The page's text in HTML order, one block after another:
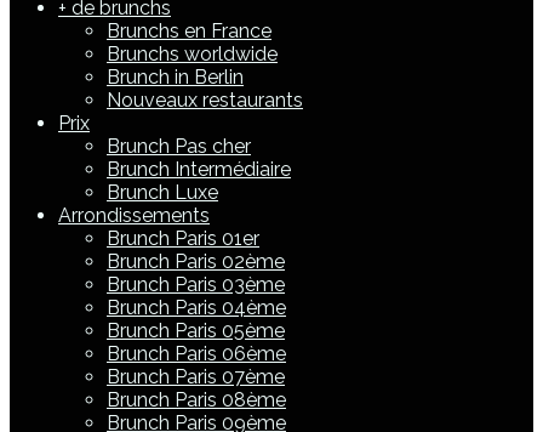
+ de brunchs
Brunchs en France
Brunchs worldwide
Brunch in Berlin
Nouveaux restaurants
Prix
Brunch Pas cher
Brunch Intermédiaire
Brunch Luxe
Arrondissements
Brunch Paris 01er
Brunch Paris 02ème
Brunch Paris 03ème
Brunch Paris 04ème
Brunch Paris 05ème
Brunch Paris 06ème
Brunch Paris 07ème
Brunch Paris 08ème
Brunch Paris 09ème